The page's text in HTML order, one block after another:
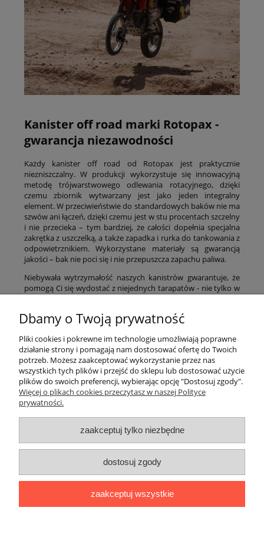
Kanister off road marki Rotopax -
gwarancja niezawodności
Każdy kanister off road od Rotopax jest praktycznie
niezniszczalny. W produkcji wykorzystuje się innowacyjną
metodę trójwarstwowego odlewania rotacyjnego, dzięki
czemu zbiornik wytwarzany jest jako jeden integralny
element. W przeciwieństwie do standardowych baków nie ma
szwów ani łączeń, dzięki czemu jest w stu procentach szczelny
i nie przecieka – tym bardziej, że całości dopełnia specjalna
zakrętka z uszczelką, a także zapadka i rurka do tankowania z
odpowietrznikiem. Wykorzystane materiały są gwarancją
jakości – bak nie poci się i nie przepuszcza zapachu paliwa.
Niebywała wytrzymałość naszych kanistrów gwarantuje, że
pomogą Ci się wydostać z niejednych tarapatów - nie tylko w
pod koła – ich płaski kształa sprawia, że mogą służyć za trapy
terenie kanister sprawdzi się jako doskonała podstawka pod
podnośnik typu Hi-Lift (bez obaw na pewno wytrzyma!).
Pomoc
Moje konto
Płatności i dostawa
Informacje
Dbamy o Twoją prywatność
Pliki cookies i pokrewne im technologie umożliwiają poprawne
działanie strony i pomagają nam dostosować ofertę do Twoich
potrzeb. Możesz zaakceptować wykorzystanie przez nas
wszystkich tych plików i przejść do sklepu lub dostosować użycie
plików do swoich preferencji, wybierając opcję "Dostosuj zgody".
Więcej o plikach cookies przeczytasz w naszej Polityce
prywatności.
zaakceptuj tylko niezbędne
dostosuj zgody
zaakceptuj wszystkie